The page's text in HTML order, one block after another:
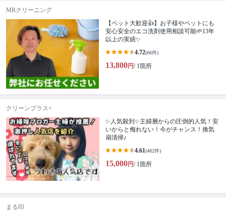
MRクリーニング
【ペット大歓迎👍】お子様やペットにも
安心安全のエコ洗剤使用相談可能🌱13年
以上の実績✨
4.72(66件)
13,800円/ 1箇所
クリーンプラス+
✨人気殺到✨主婦層からの圧倒的人気！安
いからと侮れない！今がチャンス！換気
扇清掃♪
4.61(482件)
15,000円/ 1箇所
まる印